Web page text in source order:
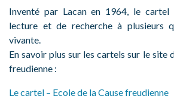
Inventé par Lacan en 1964, le
lecture et de recherche à plusieurs
vivante.
En savoir plus sur les cartels sur le site
freudienne :
Le cartel – Ecole de la Cause freudienne